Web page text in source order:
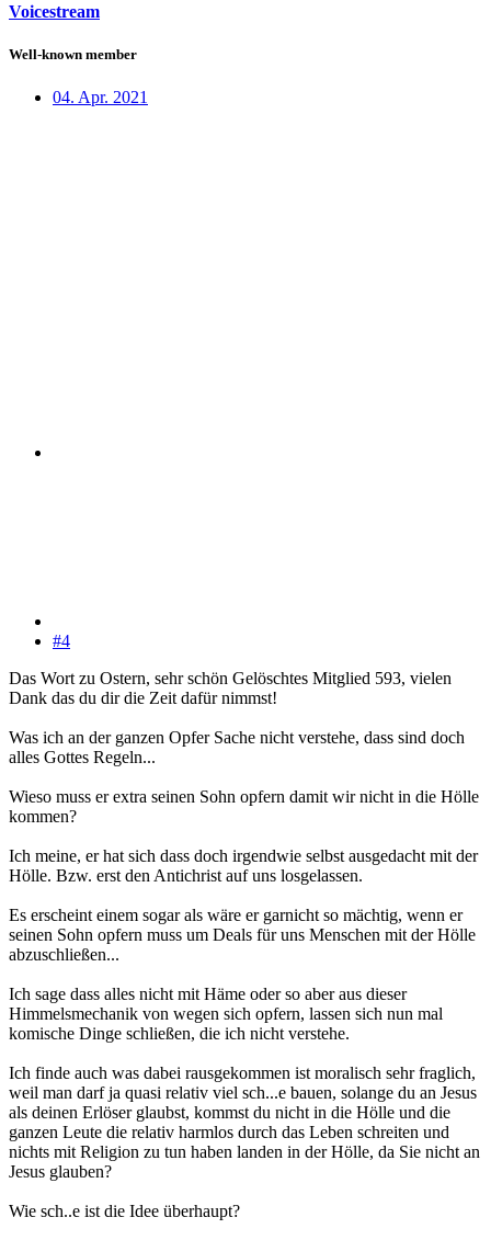
Voicestream
Well-known member
04. Apr. 2021
#4
Das Wort zu Ostern, sehr schön Gelöschtes Mitglied 593, vielen
Dank das du dir die Zeit dafür nimmst!
Was ich an der ganzen Opfer Sache nicht verstehe, dass sind doch
alles Gottes Regeln...
Wieso muss er extra seinen Sohn opfern damit wir nicht in die Hölle
kommen?
Ich meine, er hat sich dass doch irgendwie selbst ausgedacht mit der
Hölle. Bzw. erst den Antichrist auf uns losgelassen.
Es erscheint einem sogar als wäre er garnicht so mächtig, wenn er
seinen Sohn opfern muss um Deals für uns Menschen mit der Hölle
abzuschließen...
Ich sage dass alles nicht mit Häme oder so aber aus dieser
Himmelsmechanik von wegen sich opfern, lassen sich nun mal
komische Dinge schließen, die ich nicht verstehe.
Ich finde auch was dabei rausgekommen ist moralisch sehr fraglich,
weil man darf ja quasi relativ viel sch...e bauen, solange du an Jesus
als deinen Erlöser glaubst, kommst du nicht in die Hölle und die
ganzen Leute die relativ harmlos durch das Leben schreiten und
nichts mit Religion zu tun haben landen in der Hölle, da Sie nicht an
Jesus glauben?
Wie sch..e ist die Idee überhaupt?